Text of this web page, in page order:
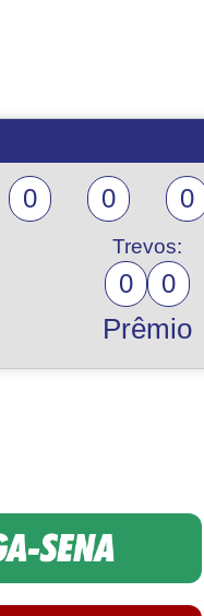
0 0 0
Trevos:
0 0
Prêmio